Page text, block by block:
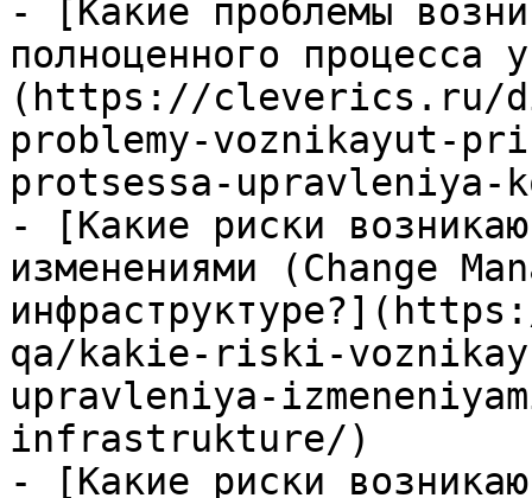
- [Какие проблемы
полноценного процесса
(https://cleverics.ru/
problemy-voznikayut-
protsessa-
- [Какие риски
изменениями (Change
qa/kakie-riski-
upravleniya-
infrastrukture/)
- [Какие риски